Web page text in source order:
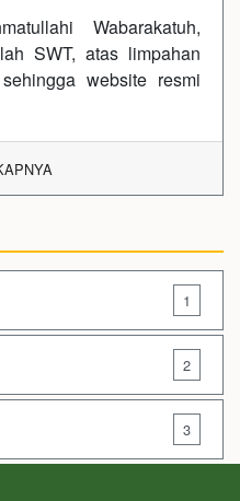
Wabarakatuh,
SWT, atas limpahan
website resmi
1
2
3